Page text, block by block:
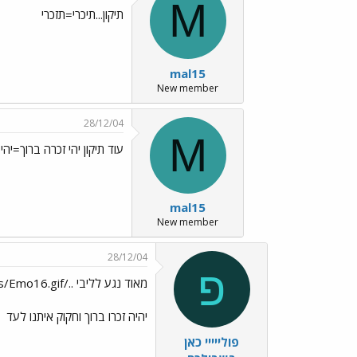
M
mal15
New member
תיקון...תיכרי=תזכרי
M
mal15
New member
28/12/04
עוד תיקון יהי זכרה
פ
פולייייי כאן
28/12/04
מאוד נגע לליבי ../images/Emo16.gif
יהיה זכרו ברוך וחקוק איתנו לעד